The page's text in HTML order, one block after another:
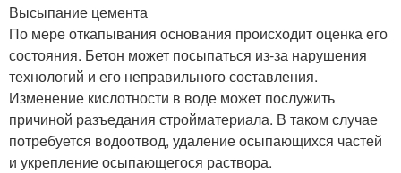
Высыпание цемента
По мере откапывания основания происходит оценка его
состояния. Бетон может посыпаться из-за нарушения
технологий и его неправильного составления.
Изменение кислотности в воде может послужить
причиной разъедания стройматериала. В таком случае
потребуется водоотвод, удаление осыпающихся частей
и укрепление осыпающегося раствора.